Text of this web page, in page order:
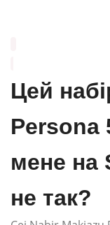
Цей
Persona
мене на
не так?